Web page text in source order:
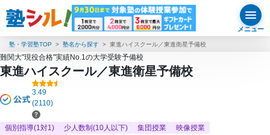
メニュー
塾・学習塾TOP 塾名から探す 東進ハイスクール／東進衛星予備校
難関大"現役合格"実績No.1の大学受験予備校
東進ハイスクール／東進衛星予備校
3.49
(2110)
個別指導(1対1) 少人数制(10人以下) 集団授業
映像授業